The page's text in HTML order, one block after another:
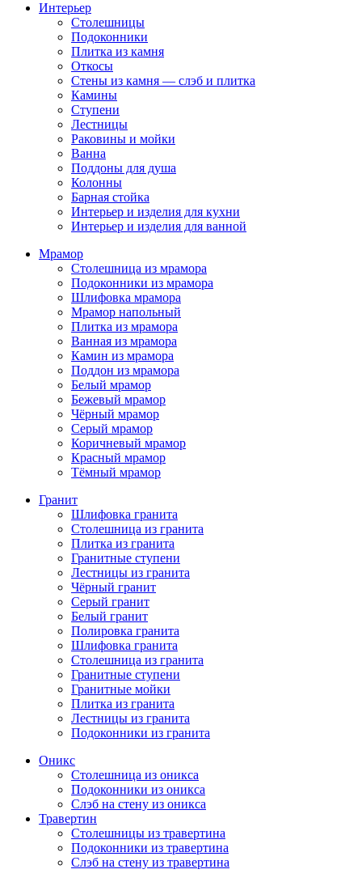
Интерьер
Столешницы
Подоконники
Плитка из камня
Откосы
Стены из камня — слэб и плитка
Камины
Ступени
Лестницы
Раковины и мойки
Ванна
Поддоны для душа
Колонны
Барная стойка
Интерьер и изделия для кухни
Интерьер и изделия для ванной
Мрамор
Столешница из мрамора
Подоконники из мрамора
Шлифовка мрамора
Мрамор напольный
Плитка из мрамора
Ванная из мрамора
Камин из мрамора
Поддон из мрамора
Белый мрамор
Бежевый мрамор
Чёрный мрамор
Серый мрамор
Коричневый мрамор
Красный мрамор
Тёмный мрамор
Гранит
Шлифовка гранита
Столешница из гранита
Плитка из гранита
Гранитные ступени
Лестницы из гранита
Чёрный гранит
Серый гранит
Белый гранит
Полировка гранита
Шлифовка гранита
Столешница из гранита
Гранитные ступени
Гранитные мойки
Плитка из гранита
Лестницы из гранита
Подоконники из гранита
Оникс
Столешница из оникса
Подоконники из оникса
Слэб на стену из оникса
Травертин
Столешницы из травертина
Подоконники из травертина
Слэб на стену из травертина